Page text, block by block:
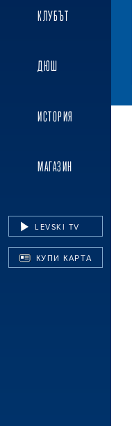
КЛУБЪТ
ДЮШ
ИСТОРИЯ
МАГАЗИН
LEVSKI TV
КУПИ КАРТА